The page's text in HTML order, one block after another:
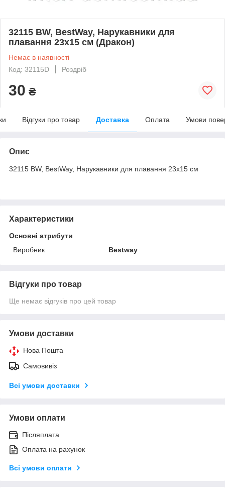
32115 BW, BestWay, Нарукавники для
плавання 23х15 см (Дракон)
Немає в наявності
Код: 32115D
Роздріб
30 ₴
Відгуки про товар Доставка Оплата Умови
Опис
32115 BW, BestWay, Нарукавники для плавання 23х15 см
Характеристики
Основні атрибути
Виробник
Bestway
Відгуки про товар
Ще немає відгуків про цей товар
Умови доставки
Нова Пошта
Самовивіз
Всі умови доставки
Умови оплати
Післяплата
Оплата на рахунок
Всі умови оплати